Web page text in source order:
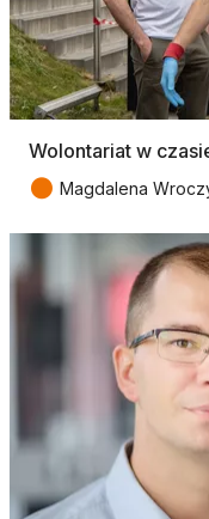
Wolontariat w
● Magdalena